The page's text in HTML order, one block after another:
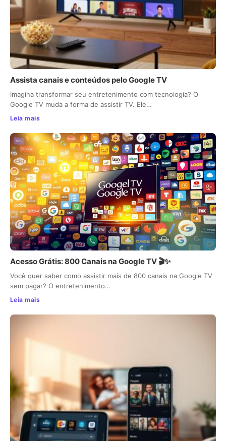
Assista canais e conteúdos pelo Google TV
Imagina transformar seu entretenimento com tecnologia? O
Google TV muda a forma de assistir TV. Ele…
Leia mais
Acesso Grátis: 800 Canais na Google TV 🎬✨
Você quer saber como assistir mais de 800 canais na Google TV
sem pagar? O entretenimento…
Leia mais